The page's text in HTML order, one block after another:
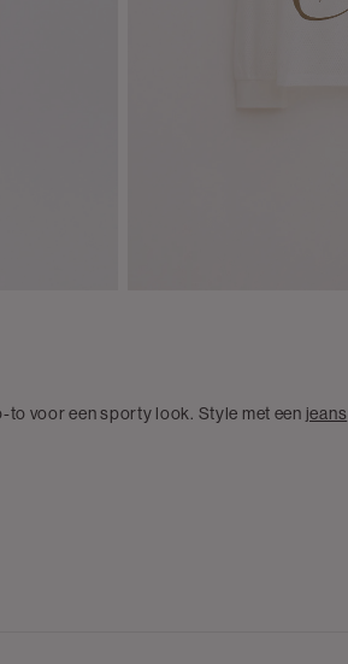
to voor een sporty look. Style met een jeans